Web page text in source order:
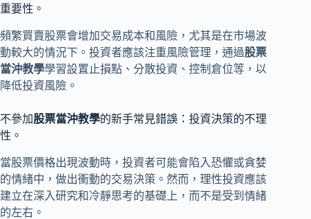
重要性。
頻繁買賣股票會增加交易成本和風險，尤其是在市場波
動較大的情況下。投資者應該注重風險管理，通過股票
當沖教學學習設置止損點、分散投資、控制倉位等，以
降低投資風險。
不參加股票當沖教學的新手常見錯誤：投資決策的不理
性。
當股票價格出現波動時，投資者可能會陷入恐懼或貪婪
的情緒中，做出衝動的交易決策。然而，理性投資應該
建立在深入研究和冷靜思考的基礎上，而不是受到情緒
的左右。